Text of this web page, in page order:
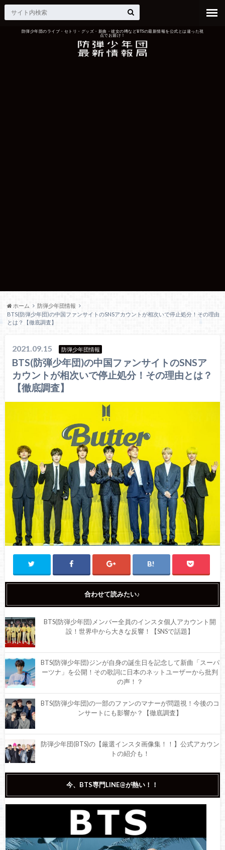
防弾少年団のライブ・セトリ・グッズ・新曲・彼女の噂などBTSの最新情報を公式とは違った視
点でお届け！
ホーム
防弾少年団情報
BTS(防弾少年団)の中国ファンサイトのSNSアカウントが相次いで停止処分！その理由
とは？【徹底調査】
2021.09.15 防弾少年団情報
BTS(防弾少年団)の中国ファンサイトのSNSア
カウントが相次いで停止処分！その理由とは？
【徹底調査】
合わせて読みたい♪
BTS(防弾少年団)メンバー全員のインスタ個人アカウント開
設！世界中から大きな反響！【SNSで話題】
BTS(防弾少年団)ジンが自身の誕生日を記念して新曲「スーパ
ーツナ」を公開！その歌詞に日本のネットユーザーから批判
の声！？
BTS(防弾少年団)の一部のファンのマナーが問題視！今後のコ
ンサートにも影響か？【徹底調査】
防弾少年団(BTS)の【厳選インスタ画像集！！】公式アカウン
トの紹介も！
【最新作】BTS(防弾少年団)の密着ドキュメンタリー映画
『BREAK THE SILENCE: THE MOVIE』全世界同時公開！映画
の内容や前売り券の購入方法は？
BTS(防弾少年団)は新型コロナによる外出自粛中どうしてる？
ジョングクのお家での過ごし方が話題！？
今、BTS専門LINE@が熱い！！